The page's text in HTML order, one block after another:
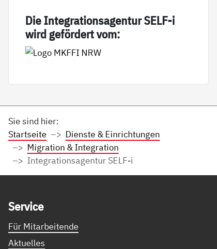
Die In­te­g­ra­ti­on­sa­gen­tur SELF-i
wird ge­för­dert vom:
Sie sind hier:
Startseite
Dienste & Einrichtungen
Migration & Integration
Integrationsagentur SELF-i
Ser­vice
Für Mitarbeitende
Aktuelles